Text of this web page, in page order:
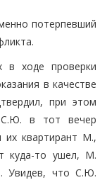
потерпевший
в ходе проверки
в качестве
при этом
в тот вечер
квартирант М.,
куда-то ушел, М.
Увидев, что С.Ю.